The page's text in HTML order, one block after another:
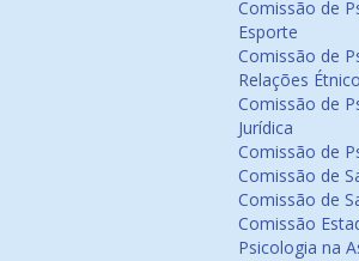
Comissão de
Esporte
Comissão de
Relações
Comissão de
Jurídica
Comissão de
Comissão de
Comissão de
Comissão
Psicologia na